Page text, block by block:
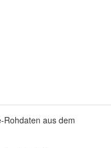
Rohdaten aus dem